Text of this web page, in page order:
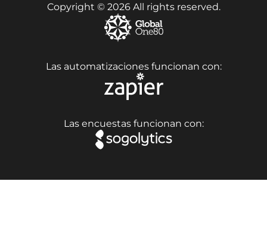
Copyright © 2026 All rights reserved.
Las automatizaciones funcionan con:
Las encuestas funcionan con: